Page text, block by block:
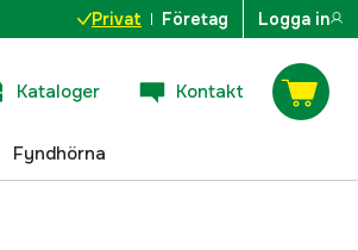
Privat Företag Logga in
Kataloger Kontakt
Fyndhörna